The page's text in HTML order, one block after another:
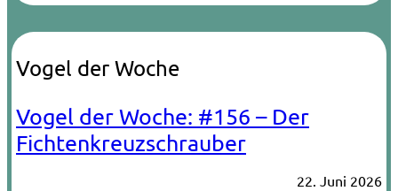
Vogel der Woche
Vogel der Woche: #156 – Der
Fichtenkreuzschrauber
22. Juni 2026